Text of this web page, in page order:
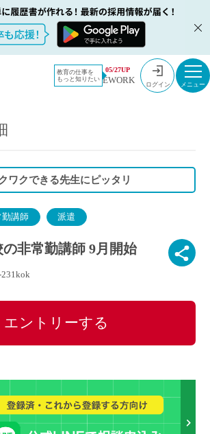
教育の仕事を
もっと知りたい
05/27UP
EWORK ログイン
採用情報
師 9月開始
ワクできる先生にピッタリ
勤講師 派遣
の非常勤講師 9月開始
エントリーする